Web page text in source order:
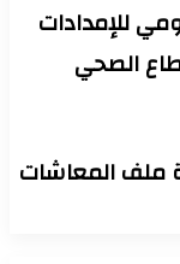
للإمدادات
الصحي
ملف المعاشات